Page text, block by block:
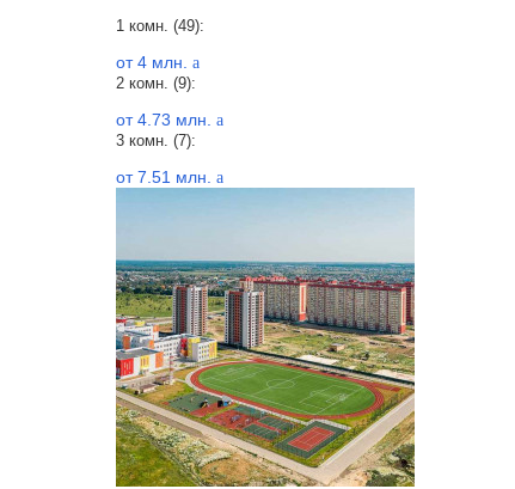
1 комн. (49):
от 4 млн. a
2 комн. (9):
от 4.73 млн. a
3 комн. (7):
от 7.51 млн. a